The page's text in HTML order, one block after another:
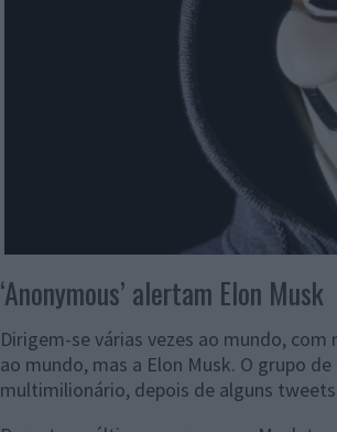
‘Anonymous’ alertam Elon Musk
Dirigem-se várias vezes ao mundo,
ao mundo, mas a Elon Musk. O grupo
multimilionário, depois de alguns